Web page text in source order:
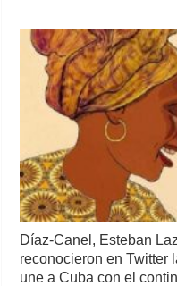
Díaz-Canel, Esteban
reconocieron en Twitter
une a Cuba con el